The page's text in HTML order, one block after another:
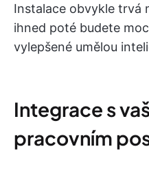
Instalace obvykle trvá
ihned poté budete
vylepšené umělou
Integrace s
pracovním